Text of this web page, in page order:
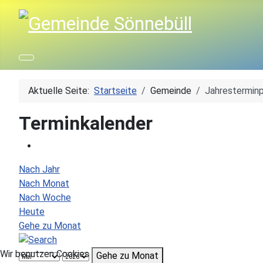
Aktuelle Seite: Startseite Gemeinde
Terminkalender
Nach Jahr
Nach Monat
Nach Woche
Heute
Gehe zu Monat
Gehe zu Monat
Wir benutzen Cookies